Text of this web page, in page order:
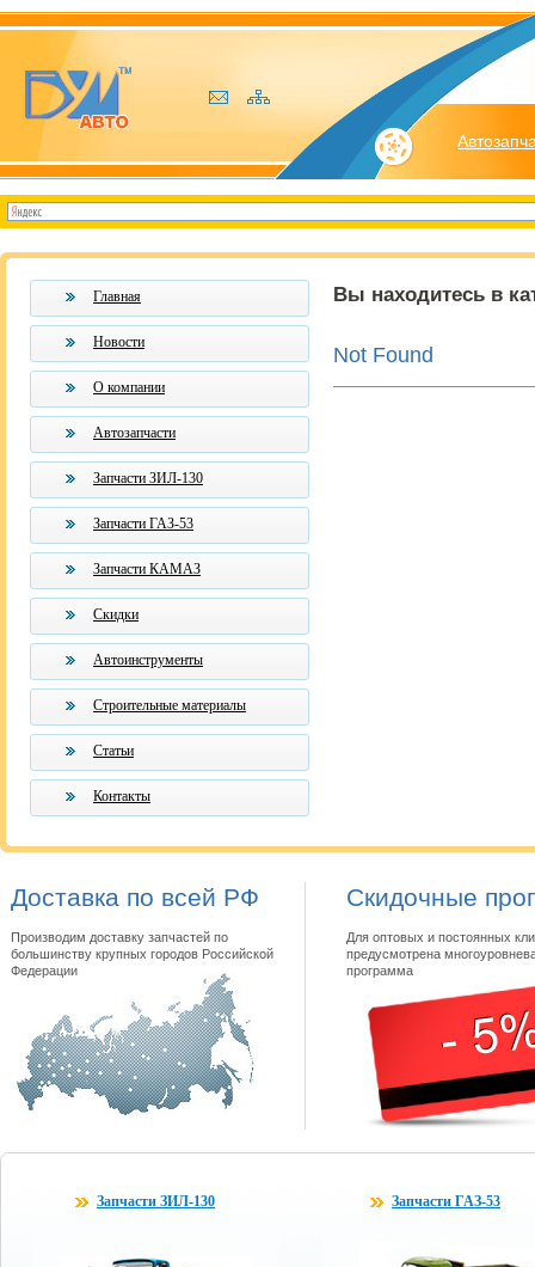
Главная
Новости
О компании
Автозапчасти
Запчасти ЗИЛ-130
Запчасти ГАЗ-53
Запчасти КАМАЗ
Скидки
Автоинструменты
Строительные материалы
Статьи
Контакты
Вы находитесь в
Not Found
Доставка по всей РФ
Производим доставку запчастей по
большинству крупных городов Российской
Федерации
Скидочные
Для оптовых и постоянных
предусмотрена
программа
Запчасти ЗИЛ-130 Запчасти ГАЗ-53